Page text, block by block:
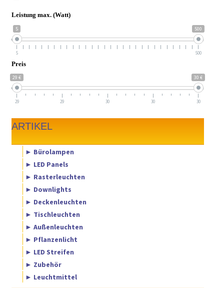
Leistung max. (Watt)
5 500
5 500
Preis
29 € 30 €
29 29 30 30 30
ARTIKEL
► Bürolampen
► LED Panels
► Rasterleuchten
► Downlights
► Deckenleuchten
► Tischleuchten
► Außenleuchten
► Pflanzenlicht
► LED Streifen
► Zubehör
► Leuchtmittel